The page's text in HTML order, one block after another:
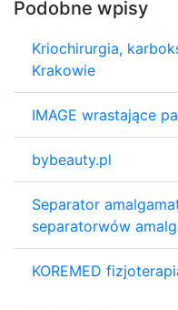
Podobne wpisy
Kriochirurgia,
Krakowie
IMAGE wrastające
bybeauty.pl
Separator
separatorwów
KOREMED